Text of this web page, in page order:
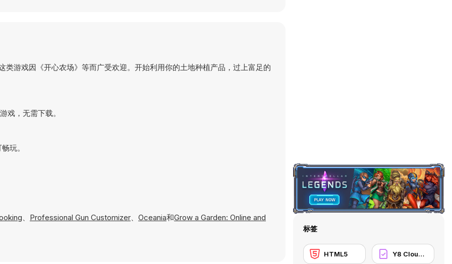
游戏因《开心农场》等而广受欢迎。开始利用你的土地种植产品，过上富足的
戏，无需下载。
玩。
、 Professional Gun Customizer、 Oceania和Grow a Garden: Online and
标签
HTML5 Y8 Cloud Save